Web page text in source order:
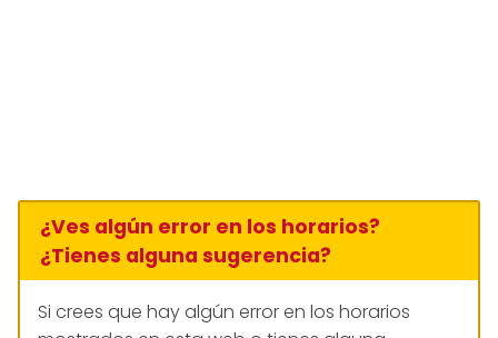
¿Ves algún error en los horarios?
¿Tienes alguna sugerencia?
Si crees que hay algún error en los horarios